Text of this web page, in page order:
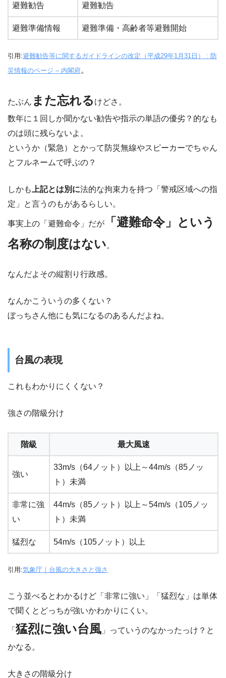
避難勧告 避難勧告
避難準備情報 避難準備・高齢者等避難開始
引用:避難勧告等に関するガイドラインの改定（平成29年1月31日） : 防
災情報のページ – 内閣府。
たぶん また忘れる けどさ。
数年に１回しか聞かない勧告や指示の単語の優劣？的なも
のは頭に残らないよ。
というか（緊急）とかって防災無線やスピーカーでちゃん
とフルネームで呼ぶの？
しかも 上記とは別に法的な拘束力を持つ「警戒区域への指
定」と言うのもがあるらしい。
事実上の「避難命令」だが
「避難命令」という
名称の制度はない。
なんだよその縦割り行政感。
なんかこういうの多くない？
ぼっちさん他にも気になるのあるんだよね。
台風の表現
これもわかりにくくない？
強さの階級分け
階級 最大風速
強い
33m/s（64ノット）以上～44m/s（85ノッ
ト）未満
非常に強
い
44m/s（85ノット）以上～54m/s（105ノッ
ト）未満
猛烈な 54m/s（105ノット）以上
引用:気象庁｜台風の大きさと強さ
こう並べるとわかるけど「非常に強い」「猛烈な」は単体
で聞くとどっちが強いかわかりにくい。
「 猛烈に強い台風 」っていうのなかったっけ？と
かなる。
大きさの階級分け